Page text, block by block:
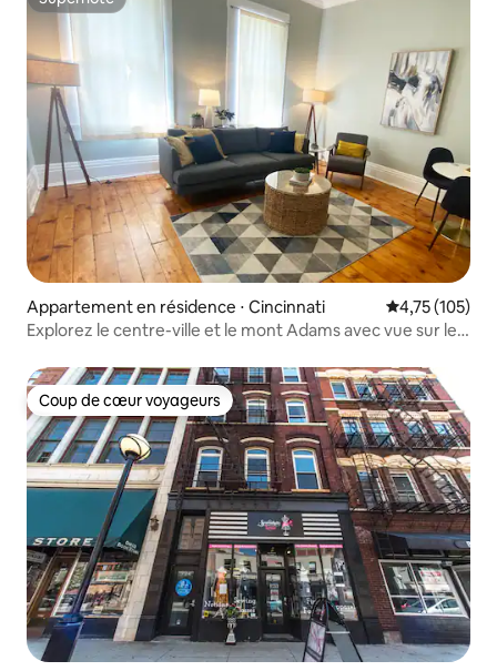
Superhôte
Appartement en résidence ⋅ Cincinnati Évaluation
4,75 (105)
Explorez le centre-ville et le mont Adams avec vue sur le
Coup de cœur voyageurs
Coup de cœur voyageurs